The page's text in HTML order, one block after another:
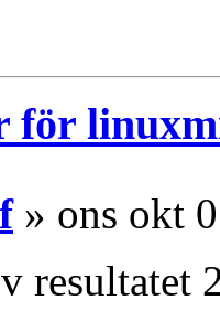
för
» ons okt
resultatet